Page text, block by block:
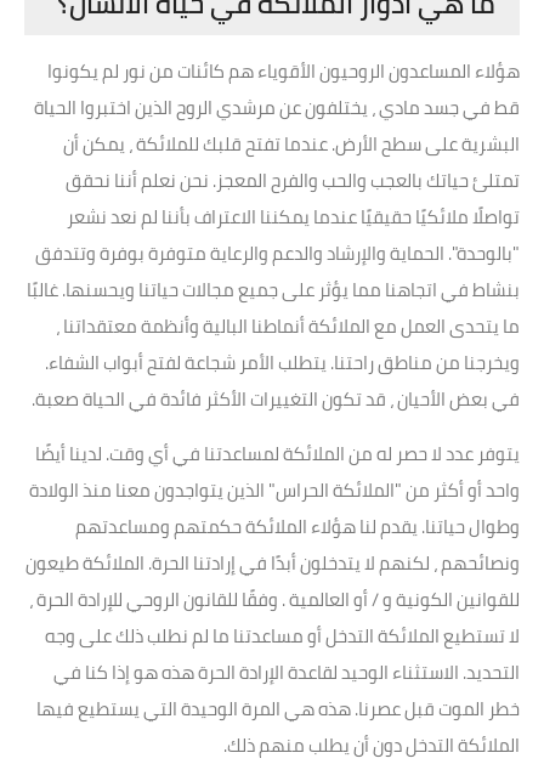
هؤلاء المساعدون الروحيون الأقوياء هم كائنات من نور لم يكونوا
قط في جسد مادي ، يختلفون عن مرشدي الروح الذين اختبروا الحياة
البشرية على سطح الأرض. عندما تفتح قلبك للملائكة ، يمكن أن
تمتلئ حياتك بالعجب والحب والفرح المعجز. نحن نعلم أننا نحقق
تواصلًا ملائكيًا حقيقيًا عندما يمكننا الاعتراف بأننا لم نعد نشعر
"بالوحدة". الحماية والإرشاد والدعم والرعاية متوفرة بوفرة وتتدفق
بنشاط في اتجاهنا مما يؤثر على جميع مجالات حياتنا ويحسنها. غالبًا
ما يتحدى العمل مع الملائكة أنماطنا البالية وأنظمة معتقداتنا ،
ويخرجنا من مناطق راحتنا. يتطلب الأمر شجاعة لفتح أبواب الشفاء.
في بعض الأحيان ، قد تكون التغييرات الأكثر فائدة في الحياة صعبة.
يتوفر عدد لا حصر له من الملائكة لمساعدتنا في أي وقت. لدينا أيضًا
واحد أو أكثر من "الملائكة الحراس" الذين يتواجدون معنا منذ الولادة
وطوال حياتنا. يقدم لنا هؤلاء الملائكة حكمتهم ومساعدتهم
ونصائحهم ، لكنهم لا يتدخلون أبدًا في إرادتنا الحرة. الملائكة طيعون
للقوانين الكونية و / أو العالمية . وفقًا للقانون الروحي للإرادة الحرة ،
لا تستطيع الملائكة التدخل أو مساعدتنا ما لم نطلب ذلك على وجه
التحديد. الاستثناء الوحيد لقاعدة الإرادة الحرة هذه هو إذا كنا في
خطر الموت قبل عصرنا. هذه هي المرة الوحيدة التي يستطيع فيها
الملائكة التدخل دون أن يطلب منهم ذلك.